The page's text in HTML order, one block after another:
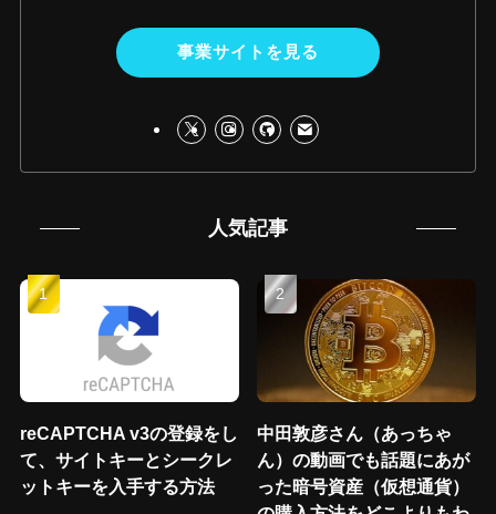
事業サイトを見る
人気記事
reCAPTCHA v3の登録をし
て、サイトキーとシークレ
ットキーを入手する方法
中田敦彦さん（あっちゃ
ん）の動画でも話題にあが
った暗号資産（仮想通貨）